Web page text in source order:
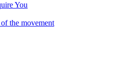
You
the movement